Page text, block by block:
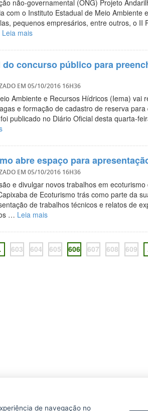
não-governamental (ONG) Projeto
com o Instituto Estadual de Meio Ambiente
pequenos empresários, entre outros, o II
Leia mais
concurso público para
EM 05/10/2016 16H36
Ambiente e Recursos Hídricos (Iema) vai
e formação de cadastro de reserva
publicado no Diário Oficial desta quarta-
abre espaço para
EM 05/10/2016 16H36
e divulgar novos trabalhos em
de Ecoturismo trás como parte da
de trabalhos técnicos e relatos de
… Leia mais
603 604 605 606 607 608 609
de navegação no